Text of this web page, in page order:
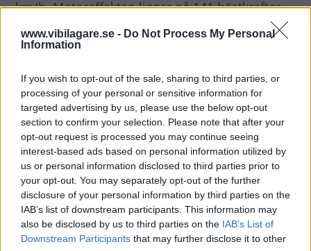
www.vibilagare.se - Do Not Process My Personal
Information
If you wish to opt-out of the sale, sharing to third parties, or
processing of your personal or sensitive information for
targeted advertising by us, please use the below opt-out
section to confirm your selection. Please note that after your
opt-out request is processed you may continue seeing
interest-based ads based on personal information utilized by
us or personal information disclosed to third parties prior to
your opt-out. You may separately opt-out of the further
disclosure of your personal information by third parties on the
IAB’s list of downstream participants. This information may
also be disclosed by us to third parties on the IAB’s List of
Downstream Participants that may further disclose it to other
km/h. Motoreffekten ligger på 141 hästkrafter.
Modellen mäter
i millimeter 4 314 i längd, 1
Bagageutrymmet rymmer 448 liter.
Batteripaketet är placerat i golvet och väger 280
kg.
MG ZS SUVkommer kommer också med teknik
som autobroms, filassistans,
dödavinkelnvarnare och adaptiv farthållare.
MG slopartraditionella bilhandlare och